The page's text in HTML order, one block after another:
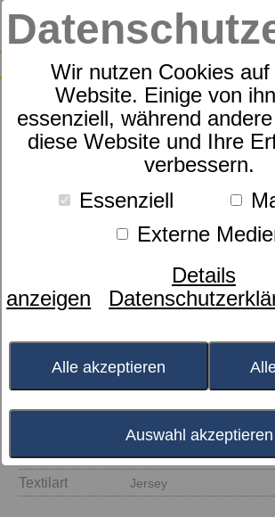
Wir nutzen Cookies
Website. Einige von
essenziell, während
diese Website und Ihre
verbessern.
Essenziell
Externe
Details
anzeigen
Alle akzeptieren
Auswahl akzeptieren
Kissenbezug
dormabell
Farbe
Textilart
Jersey